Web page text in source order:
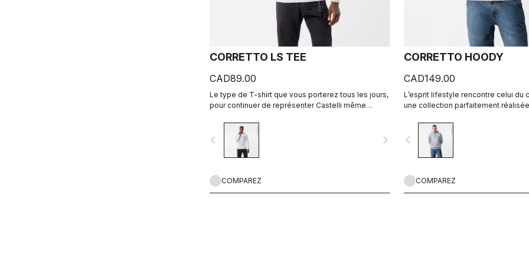
CORRETTO LS TEE
CAD89.00
Le type de T-shirt que vous porterez tous les jours,
pour continuer de représenter Castelli même
navigate_before navigate_next
COMPAREZ
CORRETTO HOODY
CAD149.00
L’esprit lifestyle rencontre celui du
une collection parfaitement
navigate_before
COMPAREZ